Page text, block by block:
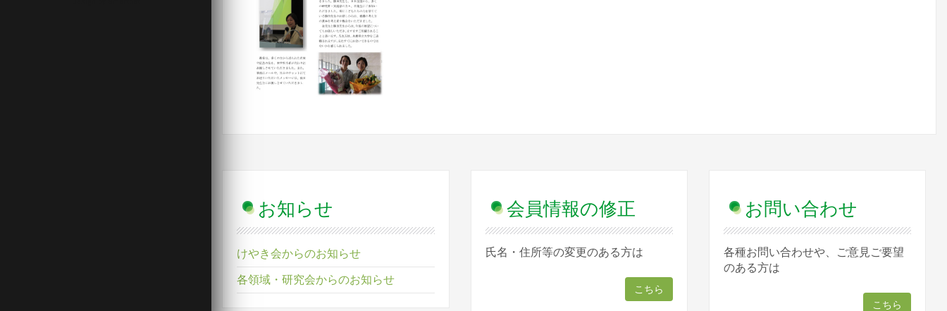
お知らせ
けやき会からのお知らせ
各領域・研究会からのお知らせ
会員情報の修正
氏名・住所等の変更のある方は
こちら
お問い合わせ
各種お問い合わせや、ご意見ご要望
のある方は
こちら